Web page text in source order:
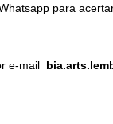
para
e-mail